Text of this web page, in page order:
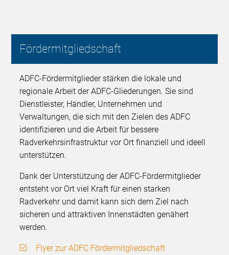
Fördermitgliedschaft
ADFC-Fördermitglieder stärken die lokale und
regionale Arbeit der ADFC-Gliederungen. Sie sind
Dienstleister, Händler, Unternehmen und
Verwaltungen, die sich mit den Zielen des ADFC
identifizieren und die Arbeit für bessere
Radverkehrsinfrastruktur vor Ort finanziell und ideell
unterstützen.
Dank der Unterstützung der ADFC-Fördermitglieder
entsteht vor Ort viel Kraft für einen starken
Radverkehr und damit kann sich dem Ziel nach
sicheren und attraktiven Innenstädten genähert
werden.
Flyer zur ADFC Fördermitgliedschaft